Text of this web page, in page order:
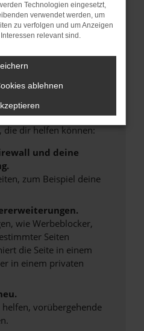
Error
aufgetreten.
die dir helfen können:
und deine
zum Beispiel deine
wie Werbeblocker,
Seiten
die Seite in einem
in einem privaten
vorübergehende
Technologien eingesetzt,
verwendet werden, um
zu verfolgen und um Anzeigen
relevant sind.
ablehnen